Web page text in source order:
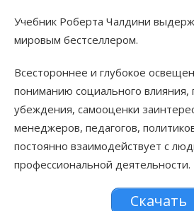
Учебник Роберта Чалдини
мировым бестселлером.
Всестороннее и глубокое
пониманию социального влияния,
убеждения, самооценки
менеджеров, педагогов,
постоянно взаимодействует с
профессиональной деятельности.
Скачать